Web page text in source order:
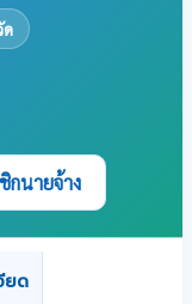
ด
กนายจ้าง
ยด